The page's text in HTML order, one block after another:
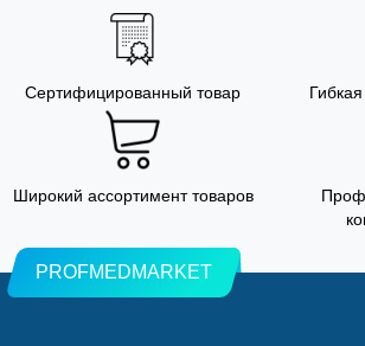
Сертифицированный товар
Широкий ассортимент товаров
PROFMEDMARKET